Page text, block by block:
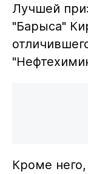
Лучшей
"Барыса"
Кроме него,